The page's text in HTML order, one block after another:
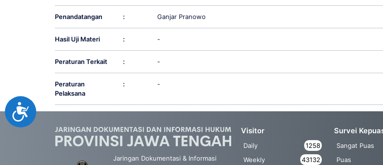
Accessibility
Penandatangan : Ganjar Pranowo
Hasil Uji Materi : -
Peraturan Terkait : -
Peraturan
Pelaksana
: -
Jaringan Dokumentasi & Informasi
Visitor
Daily
1258
Weekly
43132
Survei
Sangat Puas
Puas